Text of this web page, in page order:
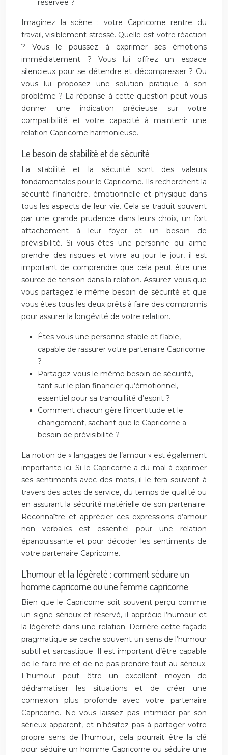
réservée ?
Imaginez la scène : votre Capricorne rentre du
travail, visiblement stressé. Quelle est votre réaction
? Vous le poussez à exprimer ses émotions
immédiatement ? Vous lui offrez un espace
silencieux pour se détendre et décompresser ? Ou
vous lui proposez une solution pratique à son
problème ? La réponse à cette question peut vous
donner une indication précieuse sur votre
compatibilité et votre capacité à maintenir une
relation Capricorne harmonieuse.
Le besoin de stabilité et de sécurité
La stabilité et la sécurité sont des valeurs
fondamentales pour le Capricorne. Ils recherchent la
sécurité financière, émotionnelle et physique dans
tous les aspects de leur vie. Cela se traduit souvent
par une grande prudence dans leurs choix, un fort
attachement à leur foyer et un besoin de
prévisibilité. Si vous êtes une personne qui aime
prendre des risques et vivre au jour le jour, il est
important de comprendre que cela peut être une
source de tension dans la relation. Assurez-vous que
vous partagez le même besoin de sécurité et que
vous êtes tous les deux prêts à faire des compromis
pour assurer la longévité de votre relation.
Êtes-vous une personne stable et fiable,
capable de rassurer votre partenaire Capricorne
?
Partagez-vous le même besoin de sécurité,
tant sur le plan financier qu’émotionnel,
essentiel pour sa tranquillité d’esprit ?
Comment chacun gère l’incertitude et le
changement, sachant que le Capricorne a
besoin de prévisibilité ?
La notion de « langages de l’amour » est également
importante ici. Si le Capricorne a du mal à exprimer
ses sentiments avec des mots, il le fera souvent à
travers des actes de service, du temps de qualité ou
en assurant la sécurité matérielle de son partenaire.
Reconnaître et apprécier ces expressions d’amour
non verbales est essentiel pour une relation
épanouissante et pour décoder les sentiments de
votre partenaire Capricorne.
L’humour et la légèreté : comment séduire un
homme capricorne ou une femme capricorne
Bien que le Capricorne soit souvent perçu comme
un signe sérieux et réservé, il apprécie l’humour et
la légèreté dans une relation. Derrière cette façade
pragmatique se cache souvent un sens de l’humour
subtil et sarcastique. Il est important d’être capable
de le faire rire et de ne pas prendre tout au sérieux.
L’humour peut être un excellent moyen de
dédramatiser les situations et de créer une
connexion plus profonde avec votre partenaire
Capricorne. Ne vous laissez pas intimider par son
sérieux apparent, et n’hésitez pas à partager votre
propre sens de l’humour, cela pourrait être la clé
pour séduire un homme Capricorne ou séduire une